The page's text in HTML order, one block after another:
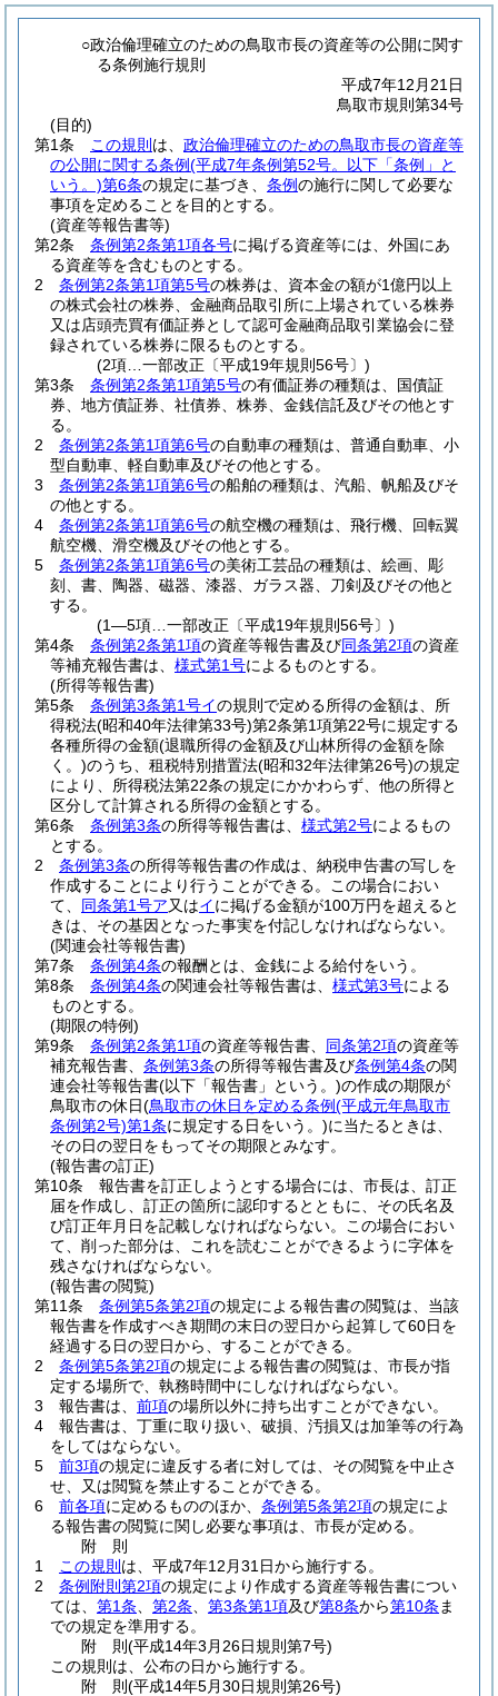
○政治倫理確立のための鳥取市長の資産等の公開に関す
る条例施行規則
平成7年12月21日
鳥取市規則第34号
(目的)
第1条
この規則 は、 政治倫理確立のための鳥取市長の資産等
の公開に関する条例(平成7年条例第52号。以下「条例」と
いう。)第6条の規定に基づき、 条例の施行に関して必要な
事項を定めることを目的とする。
(資産等報告書等)
第2条
条例第2条第1項各号に掲げる資産等には、外国にあ
る資産等を含むものとする。
2
条例第2条第1項第5号の株券は、資本金の額が1億円以上
の株式会社の株券、金融商品取引所に上場されている株券
又は店頭売買有価証券として認可金融商品取引業協会に登
録されている株券に限るものとする。
(2項…一部改正〔平成19年規則56号〕)
第3条
条例第2条第1項第5号の有価証券の種類は、国債証
券、地方債証券、社債券、株券、金銭信託及びその他とす
る。
2
条例第2条第1項第6号の自動車の種類は、普通自動車、小
型自動車、軽自動車及びその他とする。
3
条例第2条第1項第6号の船舶の種類は、汽船、帆船及びそ
の他とする。
4
条例第2条第1項第6号の航空機の種類は、飛行機、回転翼
航空機、滑空機及びその他とする。
5
条例第2条第1項第6号の美術工芸品の種類は、絵画、彫
刻、書、陶器、磁器、漆器、ガラス器、刀剣及びその他と
する。
(1―5項…一部改正〔平成19年規則56号〕)
第4条
条例第2条第1項の資産等報告書及び同条第2項の資産
等補充報告書は、 様式第1号によるものとする。
(所得等報告書)
第5条
条例第3条第1号イの規則で定める所得の金額は、所
得税法(昭和40年法律第33号)第2条第1項第22号に規定する
各種所得の金額(退職所得の金額及び山林所得の金額を除
く。)のうち、租税特別措置法(昭和32年法律第26号)の規定
により、所得税法第22条の規定にかかわらず、他の所得と
区分して計算される所得の金額とする。
第6条
条例第3条の所得等報告書は、 様式第2号によるもの
とする。
2
条例第3条の所得等報告書の作成は、納税申告書の写しを
作成することにより行うことができる。
この場合におい
て、 同条第1号ア又はイに掲げる金額が100万円を超えると
きは、その基因となった事実を付記しなければならない。
(関連会社等報告書)
第7条
条例第4条の報酬とは、金銭による給付をいう。
第8条
条例第4条の関連会社等報告書は、 様式第3号による
ものとする。
(期限の特例)
第9条
条例第2条第1項の資産等報告書、 同条第2項の資産等
補充報告書、 条例第3条の所得等報告書及び条例第4条の関
連会社等報告書(以下「報告書」という。)の作成の期限が
鳥取市の休日(鳥取市の休日を定める条例(平成元年鳥取市
条例第2号)第1条に規定する日をいう。)に当たるときは、
その日の翌日をもってその期限とみなす。
(報告書の訂正)
第10条
報告書を訂正しようとする場合には、市長は、訂正
届を作成し、訂正の箇所に認印するとともに、その氏名及
び訂正年月日を記載しなければならない。
この場合におい
て、削った部分は、これを読むことができるように字体を
残さなければならない。
(報告書の閲覧)
第11条
条例第5条第2項の規定による報告書の閲覧は、当該
報告書を作成すべき期間の末日の翌日から起算して60日を
経過する日の翌日から、することができる。
2
条例第5条第2項の規定による報告書の閲覧は、市長が指
定する場所で、執務時間中にしなければならない。
3
報告書は、 前項の場所以外に持ち出すことができない。
4
報告書は、丁重に取り扱い、破損、汚損又は加筆等の行為
をしてはならない。
5
前3項の規定に違反する者に対しては、その閲覧を中止さ
せ、又は閲覧を禁止することができる。
6
前各項に定めるもののほか、 条例第5条第2項の規定によ
る報告書の閲覧に関し必要な事項は、市長が定める。
附 則
1
この規則 は、平成7年12月31日から施行する。
2
条例附則第2項の規定により作成する資産等報告書につい
ては、 第1条 第2条 第3条第1項及び第8条から第10条 ま
での規定を準用する。
附 則(平成14年3月26日規則第7号)
この規則は、公布の日から施行する。
附 則(平成14年5月30日規則第26号)